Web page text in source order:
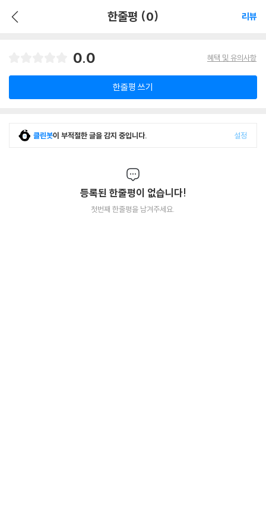
한줄평 (0) 리뷰
0.0 혜택 및 유의사항
한줄평 쓰기
클린봇이 부적절한 글을 감지 중입니다. 설정
등록된 한줄평이 없습니다!
첫번째 한줄평을 남겨주세요.